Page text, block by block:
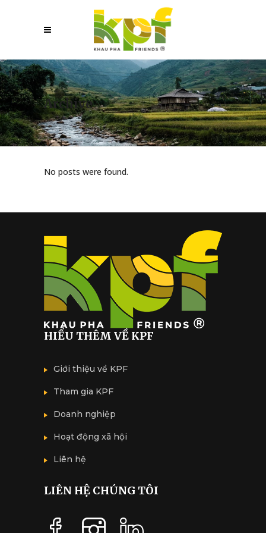
Archive
No posts were found.
HIỂU THÊM VỀ KPF
Giới thiệu về KPF
Tham gia KPF
Doanh nghiệp
Hoạt động xã hội
Liên hệ
LIÊN HỆ CHÚNG TÔI